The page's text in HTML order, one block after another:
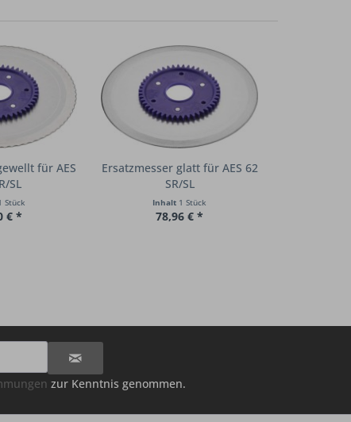
für AES
SL
Stück
€ *
Ersatzmesser glatt für AES 62
SR/SL
Inhalt 1 Stück
78,96 € *
zur Kenntnis genommen.